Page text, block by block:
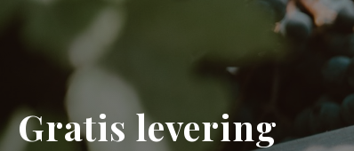
Geselecteerd met